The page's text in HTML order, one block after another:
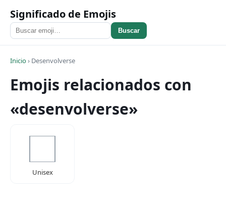
Significado de Emojis
Buscar
Inicio› Desenvolverse
Emojis relacionados con
«desenvolverse»
Unisex